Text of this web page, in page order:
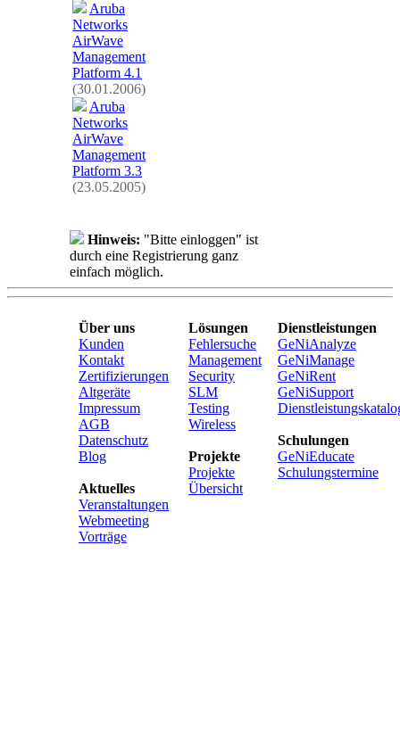
Aruba
Networks
AirWave
Management
Platform 4.1
(30.01.2006)
Aruba
Networks
AirWave
Management
Platform 3.3
(23.05.2005)
Hinweis: "Bitte einloggen" ist
durch eine Registrierung ganz
einfach möglich.
Über uns
Kunden
Kontakt
Zertifizierungen
Altgeräte
Impressum
AGB
Datenschutz
Blog
Aktuelles
Veranstaltungen
Webmeeting
Vorträge
Lösungen
Fehlersuche
Management
Security
SLM
Testing
Wireless
Projekte
Projekte
Übersicht
Dienstleistungen
GeNiAnalyze
GeNiManage
GeNiRent
GeNiSupport
Schulungen
GeNiEducate
Schulungstermine